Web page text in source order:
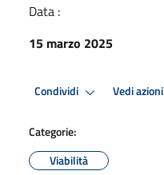
Data :
15 marzo 2025
Condividi Vedi azioni
Categorie:
Viabilità